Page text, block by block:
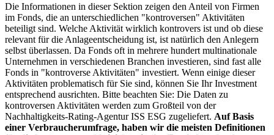
Die Informationen in dieser Sektion zeigen den Anteil von Firmen
im Fonds, die an unterschiedlichen "kontroversen" Aktivitäten
beteiligt sind. Welche Aktivität wirklich kontrovers ist und ob diese
relevant für die Anlageentscheidung ist, ist natürlich den Anlegern
selbst überlassen. Da Fonds oft in mehrere hundert multinationale
Unternehmen in verschiedenen Branchen investieren, sind fast alle
Fonds in "kontroverse Aktivitäten" investiert. Wenn einige dieser
Aktivitäten problematisch für Sie sind, können Sie Ihr Investment
entsprechend ausrichten. Bitte beachten Sie: Die Daten zu
kontroversen Aktivitäten werden zum Großteil von der
Nachhaltigkeits-Rating-Agentur ISS ESG zugeliefert. Auf Basis
einer Verbraucherumfrage, haben wir die meisten Definitionen